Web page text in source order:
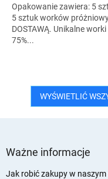
Opakowanie zawiera: 5
5 sztuk worków
DOSTAWĄ. Unikalne
75%...
WYŚWIETLIĆ
Ważne informacje
Jak robić zakupy w